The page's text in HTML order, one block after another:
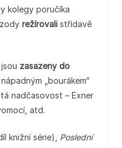
kolegy poručíka
režírovali střídavě
zasazeny do
„bourákem“
nadčasovost – Exner
atd.
knižní série), Poslední